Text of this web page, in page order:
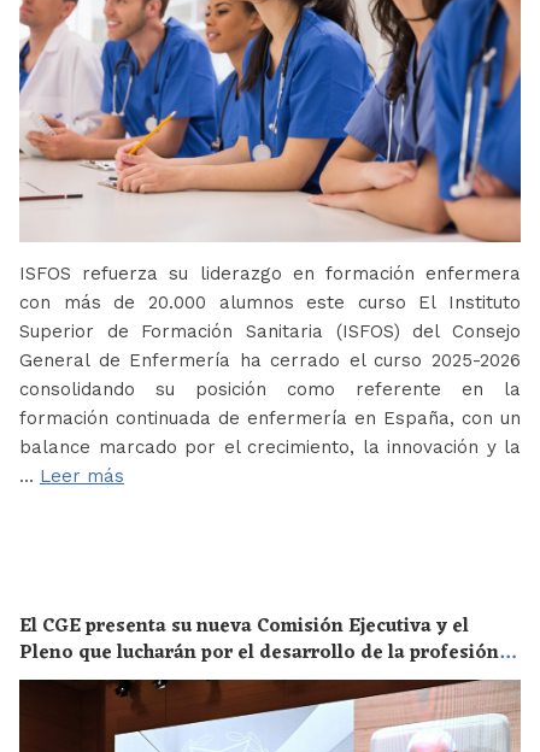
ISFOS refuerza su liderazgo en formación enfermera
con más de 20.000 alumnos este curso El Instituto
Superior de Formación Sanitaria (ISFOS) del Consejo
General de Enfermería ha cerrado el curso 2025-2026
consolidando su posición como referente en la
formación continuada de enfermería en España, con un
balance marcado por el crecimiento, la innovación y la
… Leer más
El CGE presenta su nueva Comisión Ejecutiva y el
Pleno que lucharán por el desarrollo de la profesión
en los próximos años